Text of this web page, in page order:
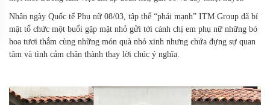
Nhân ngày Quốc tế Phụ nữ 08/03, tập thể “phái mạnh” ITM Group đã bí
mật tổ chức một buổi gặp mặt nhỏ gửi tới cánh chị em phụ nữ những bó
hoa tươi thắm cùng những món quà nhỏ xinh nhưng chứa đựng sự quan
tâm và tình cảm chân thành thay lời chúc ý nghĩa.